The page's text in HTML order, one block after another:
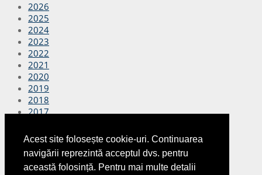
Acest site folosește cookie-uri. Continuarea
navigării reprezintă acceptul dvs. pentru
această folosință. Pentru mai multe detalii
2026
2025
2024
2023
2022
2021
2020
2019
2018
2017
2015
2014
2013
2012